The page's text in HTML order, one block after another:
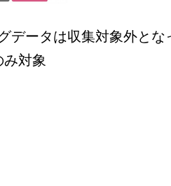
キング：18位
データは収集対象外とな
対象